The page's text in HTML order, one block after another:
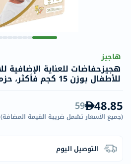
هاجيز
للأطفال بوزن 15 كجم فأكثر، حزمه 28 قطعة
48.85
59
(جميع الأسعار تشمل ضريبة القيمة المضافة)
التوصيل اليوم